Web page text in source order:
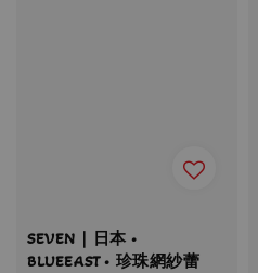
SEVEN｜日本 •
BLUEEAST • 珍珠網紗蕾